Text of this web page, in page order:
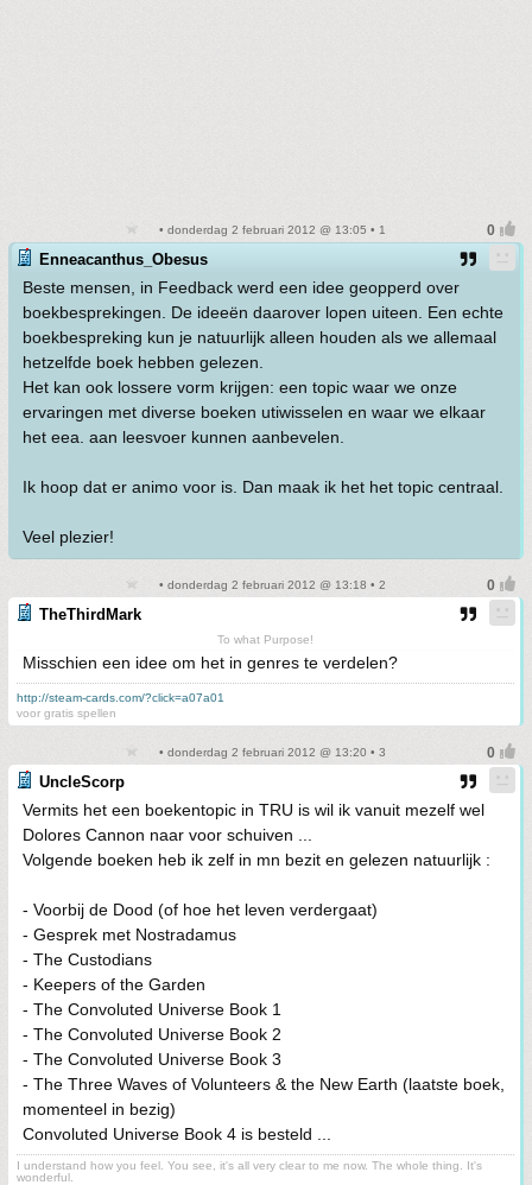
• donderdag 2 februari 2012 @ 13:05 • 1
Enneacanthus_Obesus
Beste mensen, in Feedback werd een idee geopperd over
boekbesprekingen. De ideeën daarover lopen uiteen. Een echte
boekbespreking kun je natuurlijk alleen houden als we allemaal
hetzelfde boek hebben gelezen.
Het kan ook lossere vorm krijgen: een topic waar we onze
ervaringen met diverse boeken utiwisselen en waar we elkaar
het eea. aan leesvoer kunnen aanbevelen.
Ik hoop dat er animo voor is. Dan maak ik het het topic centraal.
Veel plezier!
• donderdag 2 februari 2012 @ 13:18 • 2
TheThirdMark
To what Purpose!
Misschien een idee om het in genres te verdelen?
http://steam-cards.com/?click=a07a01
voor gratis spellen
• donderdag 2 februari 2012 @ 13:20 • 3
UncleScorp
Vermits het een boekentopic in TRU is wil ik vanuit mezelf wel
Dolores Cannon naar voor schuiven ...
Volgende boeken heb ik zelf in mn bezit en gelezen natuurlijk :
- Voorbij de Dood (of hoe het leven verdergaat)
- Gesprek met Nostradamus
- The Custodians
- Keepers of the Garden
- The Convoluted Universe Book 1
- The Convoluted Universe Book 2
- The Convoluted Universe Book 3
- The Three Waves of Volunteers & the New Earth (laatste boek,
momenteel in bezig)
Convoluted Universe Book 4 is besteld ...
I understand how you feel. You see, it's all very clear to me now. The whole thing. It's
wonderful.